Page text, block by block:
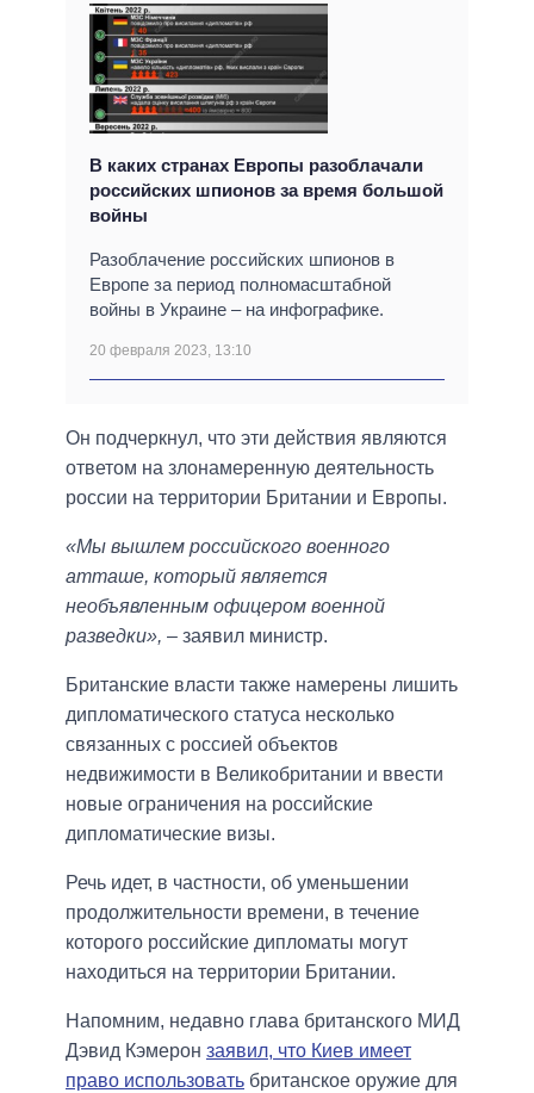
В каких странах Европы разоблачали
российских шпионов за время большой
войны
Разоблачение российских шпионов в
Европе за период полномасштабной
войны в Украине – на инфографике.
20 февраля 2023, 13:10
Он подчеркнул, что эти действия являются
ответом на злонамеренную деятельность
россии на территории Британии и Европы.
«Мы вышлем российского военного
атташе, который является
необъявленным офицером военной
разведки», – заявил министр.
Британские власти также намерены лишить
дипломатического статуса несколько
связанных с россией объектов
недвижимости в Великобритании и ввести
новые ограничения на российские
дипломатические визы.
Речь идет, в частности, об уменьшении
продолжительности времени, в течение
которого российские дипломаты могут
находиться на территории Британии.
Напомним, недавно глава британского МИД
Дэвид Кэмерон заявил, что Киев имеет
право использовать британское оружие для